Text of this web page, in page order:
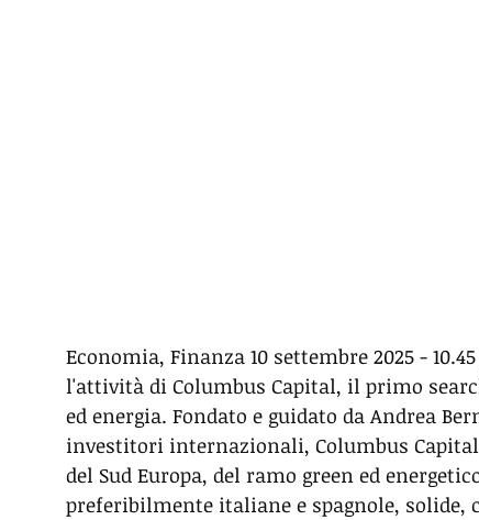
Economia, Finanza 10 settembre 2025 -
l'attività di Columbus Capital, il primo
ed energia. Fondato e guidato da Andrea
investitori internazionali, Columbus
del Sud Europa, del ramo green ed
preferibilmente italiane e spagnole,